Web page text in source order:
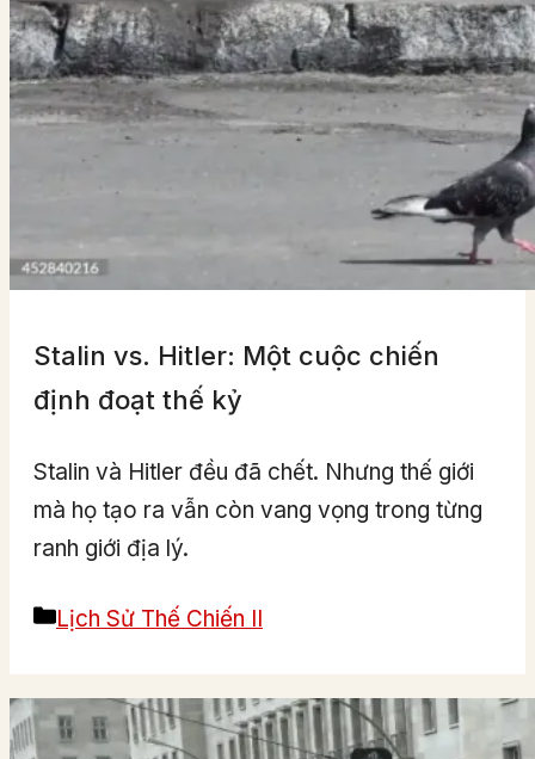
Stalin vs. Hitler: Một cuộc chiến
định đoạt thế kỷ
Stalin và Hitler đều đã chết. Nhưng thế giới
mà họ tạo ra vẫn còn vang vọng trong từng
ranh giới địa lý.
Categories
Lịch Sử Thế Chiến II